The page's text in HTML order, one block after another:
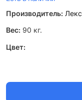
Производитель: Лекс
Вес: 90 кг.
Цвет: